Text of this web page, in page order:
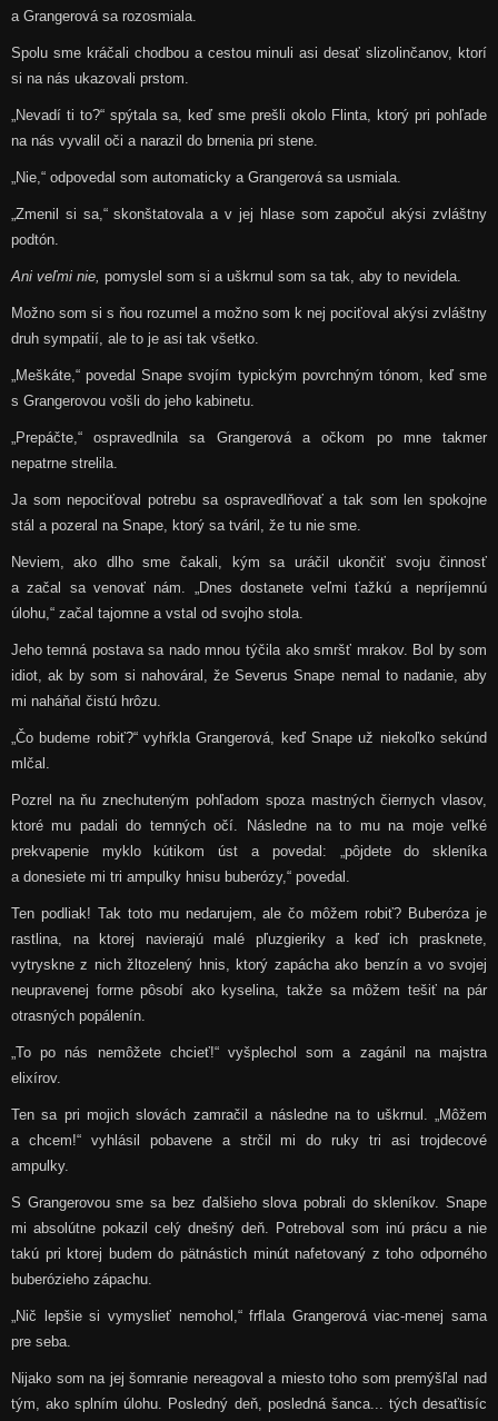
a Grangerová sa rozosmiala.
Spolu sme kráčali chodbou a cestou minuli asi desať slizolinčanov, ktorí
si na nás ukazovali prstom.
„Nevadí ti to?“ spýtala sa, keď sme prešli okolo Flinta, ktorý pri pohľade
na nás vyvalil oči a narazil do brnenia pri stene.
„Nie,“ odpovedal som automaticky a Grangerová sa usmiala.
„Zmenil si sa,“ skonštatovala a v jej hlase som započul akýsi zvláštny
podtón.
Ani veľmi nie, pomyslel som si a uškrnul som sa tak, aby to nevidela.
Možno som si s ňou rozumel a možno som k nej pociťoval akýsi zvláštny
druh sympatií, ale to je asi tak všetko.
„Meškáte,“ povedal Snape svojím typickým povrchným tónom, keď sme
s Grangerovou vošli do jeho kabinetu.
„Prepáčte,“ ospravedlnila sa Grangerová a očkom po mne takmer
nepatrne strelila.
Ja som nepociťoval potrebu sa ospravedlňovať a tak som len spokojne
stál a pozeral na Snape, ktorý sa tváril, že tu nie sme.
Neviem, ako dlho sme čakali, kým sa uráčil ukončiť svoju činnosť
a začal sa venovať nám. „Dnes dostanete veľmi ťažkú a nepríjemnú
úlohu,“ začal tajomne a vstal od svojho stola.
Jeho temná postava sa nado mnou týčila ako smršť mrakov. Bol by som
idiot, ak by som si nahováral, že Severus Snape nemal to nadanie, aby
mi naháňal čistú hrôzu.
„Čo budeme robiť?“ vyhŕkla Grangerová, keď Snape už niekoľko sekúnd
mlčal.
Pozrel na ňu znechuteným pohľadom spoza mastných čiernych vlasov,
ktoré mu padali do temných očí. Následne na to mu na moje veľké
prekvapenie myklo kútikom úst a povedal: „pôjdete do skleníka
a donesiete mi tri ampulky hnisu buberózy,“ povedal.
Ten podliak! Tak toto mu nedarujem, ale čo môžem robiť? Buberóza je
rastlina, na ktorej navierajú malé pľuzgieriky a keď ich prasknete,
vytryskne z nich žltozelený hnis, ktorý zapácha ako benzín a vo svojej
neupravenej forme pôsobí ako kyselina, takže sa môžem tešiť na pár
otrasných popálenín.
„To po nás nemôžete chcieť!“ vyšplechol som a zagánil na majstra
elixírov.
Ten sa pri mojich slovách zamračil a následne na to uškrnul. „Môžem
a chcem!“ vyhlásil pobavene a strčil mi do ruky tri asi trojdecové
ampulky.
S Grangerovou sme sa bez ďalšieho slova pobrali do skleníkov. Snape
mi absolútne pokazil celý dnešný deň. Potreboval som inú prácu a nie
takú pri ktorej budem do pätnástich minút nafetovaný z toho odporného
buberózieho zápachu.
„Nič lepšie si vymyslieť nemohol,“ frflala Grangerová viac-menej sama
pre seba.
Nijako som na jej šomranie nereagoval a miesto toho som premýšľal nad
tým, ako splním úlohu. Posledný deň, posledná šanca... tých desaťtisíc